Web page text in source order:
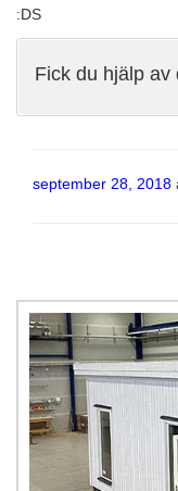
:DS
Fick du hjälp av
Publicerat
september 28, 2018